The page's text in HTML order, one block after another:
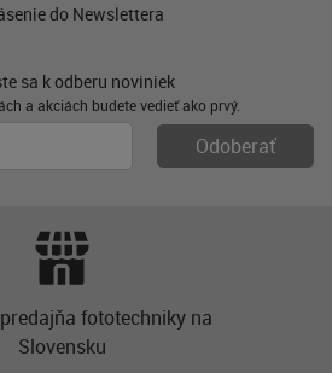
do Newslettera
sa k odberu noviniek
a akciách budete vedieť ako prvý.
fototechniky na
Slovensku